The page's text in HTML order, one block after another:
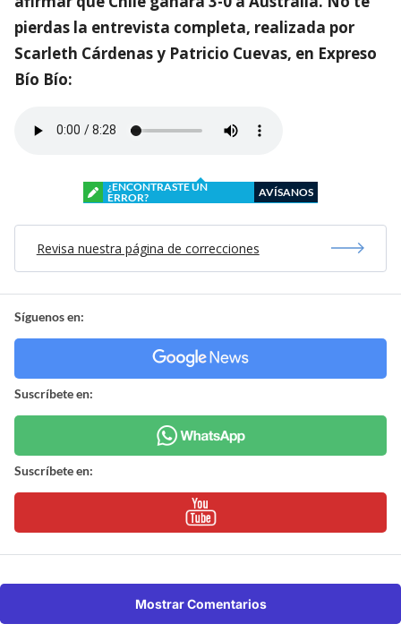
pierdas la entrevista completa, realizada por
Scarleth Cárdenas y Patricio Cuevas, en Expreso
Bío Bío:
¿ENCONTRASTE UN
ERROR?
AVÍSANOS
Revisa nuestra página de correcciones
Síguenos en:
Suscríbete en:
Suscríbete en:
Mostrar Comentarios